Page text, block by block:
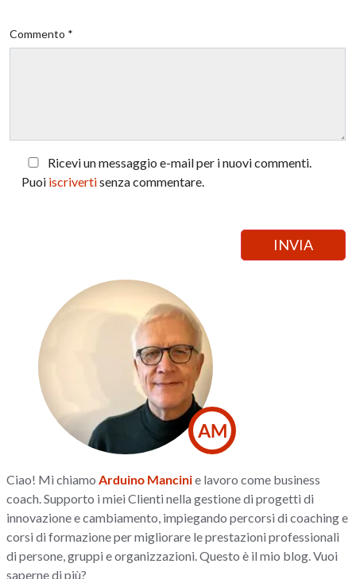
Commento *
Ricevi un messaggio e-mail per i nuovi commenti.
Puoi iscrivertisenza commentare.
AM
Ciao! Mi chiamo Arduino Mancinie lavoro come business
coach. Supporto i miei Clienti nella gestione di progetti di
innovazione e cambiamento, impiegando percorsi di coaching e
corsi di formazione per migliorare le prestazioni professionali
di persone, gruppi e organizzazioni. Questo è il mio blog. Vuoi
saperne di più?